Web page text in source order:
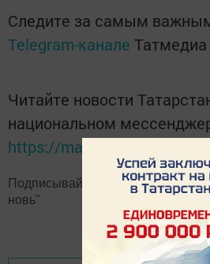
Следите за самым
Telegram-канале Татмедиа
Читайте новости
национальном
https://max.ru/tatmedia
Подписывайтесь на наш
новь"